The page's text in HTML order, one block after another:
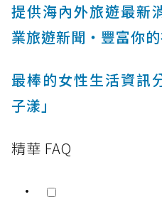
提供海內外旅遊最新
業旅遊新聞‧豐富你
最棒的女性生活資訊
子漾」
精華 FAQ